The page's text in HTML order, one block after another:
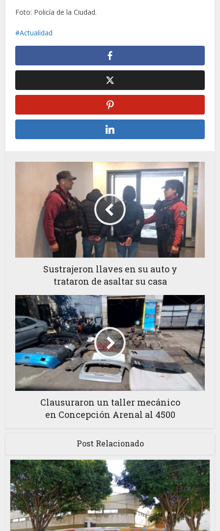
Foto: Policía de la Ciudad.
Actualidad
Sustrajeron llaves en su auto y
trataron de asaltar su casa
Clausuraron un taller mecánico
en Concepción Arenal al 4500
Post Relacionado